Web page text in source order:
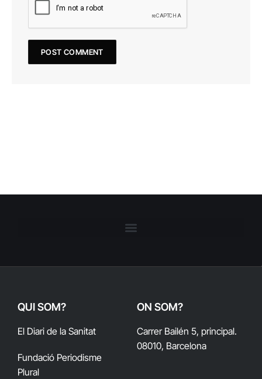
QUI SOM?
El Diari de la Sanitat
Fundació Periodisme
Plural
ON SOM?
Carrer Bailén 5, principal.
08010, Barcelona